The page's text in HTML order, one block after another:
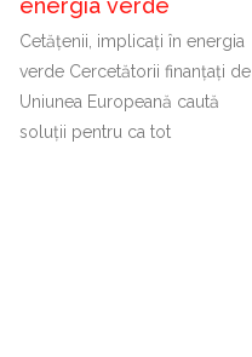
energia verde
Cetățenii, implicați în energia
verde Cercetătorii finanțați de
Uniunea Europeană caută
soluții pentru ca tot